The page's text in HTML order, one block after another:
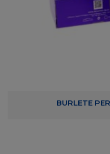
BURLETE